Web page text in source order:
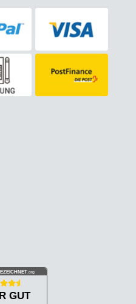
.org
GUT